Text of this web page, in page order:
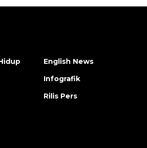
English News
Infografik
Rilis Pers